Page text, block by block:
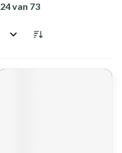
24van 73